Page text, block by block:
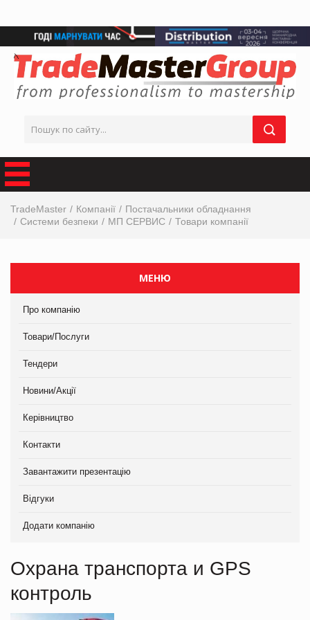
TradeMaster Компанії
Постачальники обладнання
Системи безпеки
МП СЕРВИС Товари компанії
МЕНЮ
Про компанію
Товари/Послуги
Тендери
Новини/Акції
Керівництво
Контакти
Завантажити презентацію
Відгуки
Додати компанію
Охрана транспорта и GPS
контроль